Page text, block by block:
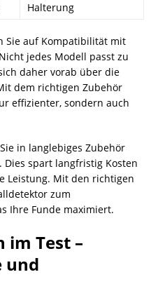
Halterung
Sie auf Kompatibilität mit
jedes Modell passt zu
daher vorab über die
dem richtigen Zubehör
effizienter, sondern auch
in langlebiges Zubehör
spart langfristig Kosten
Leistung. Mit den richtigen
zum
Ihre Funde maximiert.
Test –
und